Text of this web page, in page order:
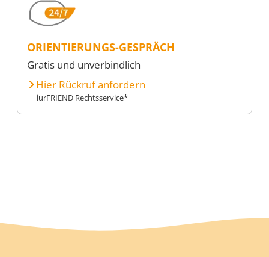
ORIENTIERUNGS-GESPRÄCH
Gratis und unverbindlich
Hier Rückruf anfordern
iurFRIEND Rechtsservice*